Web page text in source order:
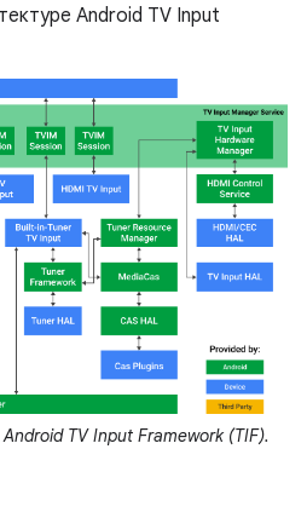
Android TV Input
TV Input Framework (TIF).